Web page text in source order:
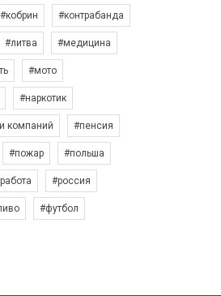
#кобрин #контрабанда
#литва #медицина
#мото
#наркотик
компаний #пенсия
#пожар #польша
#россия
#футбол